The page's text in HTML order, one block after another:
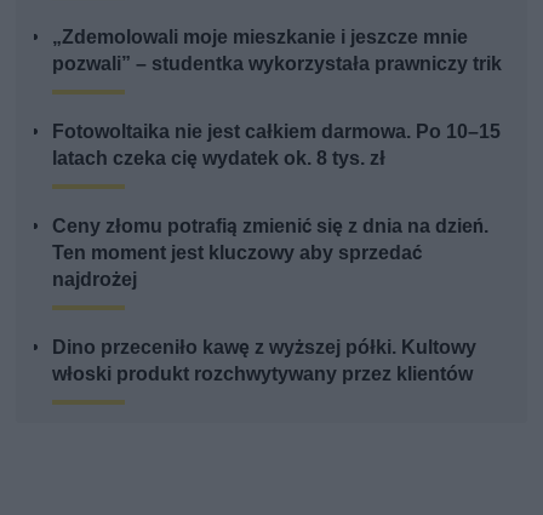
„Zdemolowali moje mieszkanie i jeszcze mnie
pozwali” – studentka wykorzystała prawniczy trik
Fotowoltaika nie jest całkiem darmowa. Po 10–15
latach czeka cię wydatek ok. 8 tys. zł
Ceny złomu potrafią zmienić się z dnia na dzień.
Ten moment jest kluczowy aby sprzedać
najdrożej
Dino przeceniło kawę z wyższej półki. Kultowy
włoski produkt rozchwytywany przez klientów